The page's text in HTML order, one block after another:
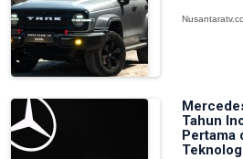
Tahun
Pertama